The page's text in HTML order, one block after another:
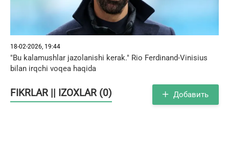
18-02-2026, 19:44
"Bu kalamushlar jazolanishi kerak." Rio Ferdinand-Vinisius
bilan irqchi voqea haqida
FIKRLAR || IZOXLAR (0) Добавить